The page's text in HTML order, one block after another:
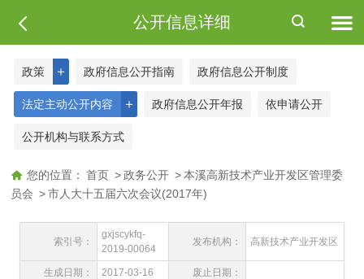
公开信息详细
＋
政策 政府信息公开指南 政府信息公开制度
＋
法定主动公开内容 政府信息公开年报 依申请公开
公开机构与联系方式
您的位置： 首页 > 政务公开 > 本溪高新技术产业开发区管理委
员会 > 市人大十五届六次会议(2017年)
索引号：
gxjscykfq-
2019-00064
发布机构： 高新技术产业开发区
生成日期： 2017-03-16 废止日期：